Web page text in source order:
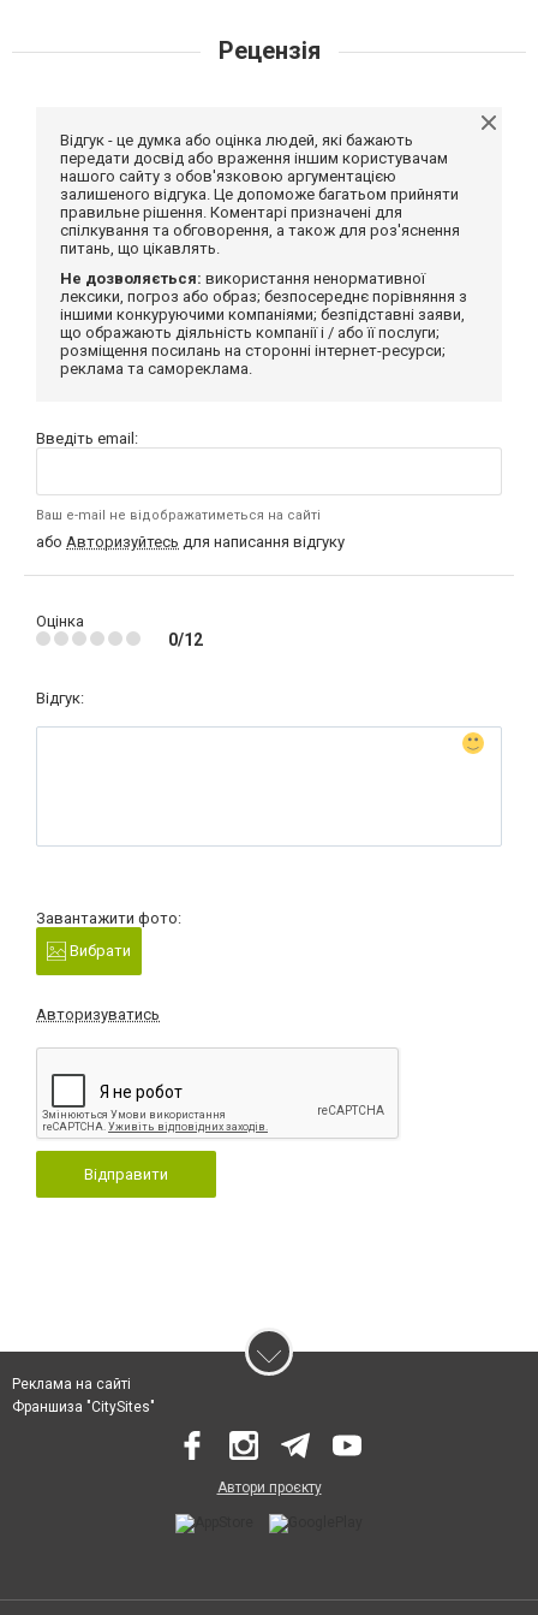
Рецензія
Відгук - це думка або оцінка людей, які бажають
передати досвід або враження іншим користувачам
нашого сайту з обов'язковою аргументацією
залишеного відгука. Це допоможе багатьом прийняти
правильне рішення. Коментарі призначені для
спілкування та обговорення, а також для роз'яснення
питань, що цікавлять.
Не дозволяється: використання ненормативної
лексики, погроз або образ; безпосереднє порівняння з
іншими конкуруючими компаніями; безпідставні заяви,
що ображають діяльність компанії і / або її послуги;
розміщення посилань на сторонні інтернет-ресурси;
реклама та самореклама.
Введіть email:
Ваш e-mail не відображатиметься на сайті
або Авторизуйтесь для написання відгуку
Оцінка
0/12
Відгук:
Завантажити фото:
Вибрати
Авторизуватись
Відправити
Реклама на сайті
Франшиза "CitySites"
Автори проєкту